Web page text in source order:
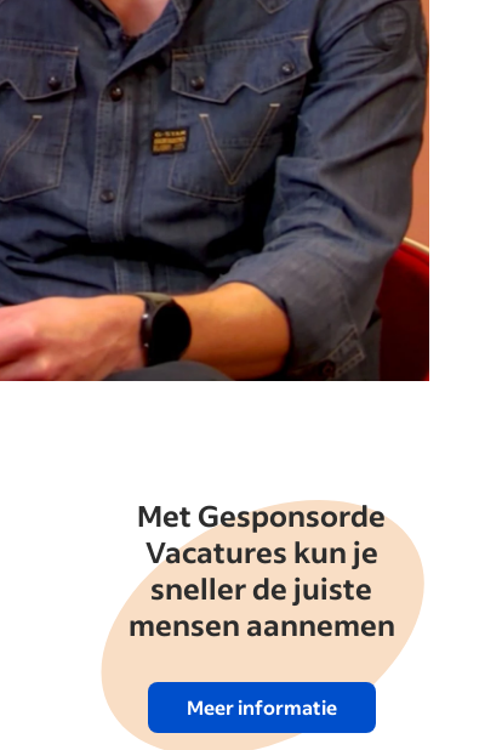
Met Gesponsorde
Vacatures kun je
sneller de juiste
mensen aannemen
Meer informatie